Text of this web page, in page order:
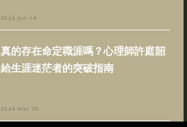
2024 Jun 14
真的存在命定職涯嗎？心理師許庭韶
給生涯迷茫者的突破指南
2024 Mar 05